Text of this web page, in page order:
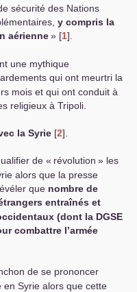
sécurité des Nations
y compris la
aérienne» [1]
une mythique
qui ont meurtri la
mois et qui ont conduit à
religieux à Tripoli.
la Syrie [2]
de « révolution » les
alors que la presse
que nombre de
entraînés et
(dont la DGSE
combattre l’armée
de se prononcer
Syrie alors que cette